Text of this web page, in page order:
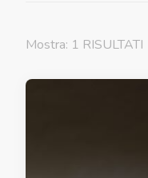
Mostra: 1 RISULTATI